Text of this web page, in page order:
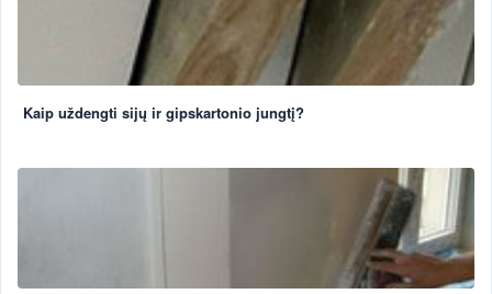
Kaip uždengti sijų ir gipskartonio jungtį?